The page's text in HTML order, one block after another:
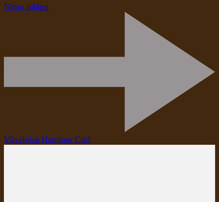
Nästa inlägg
Växelvisa Hammer Curl